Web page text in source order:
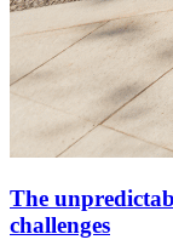
The
challenges